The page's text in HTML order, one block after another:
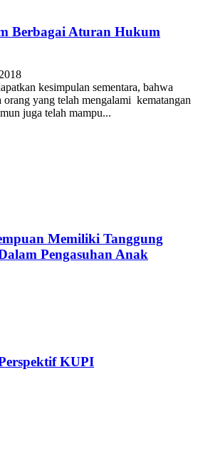
Berbagai Aturan Hukum
kesimpulan sementara, bahwa
orang yang telah mengalami kematangan
juga telah mampu...
Memiliki Tanggung
Pengasuhan Anak
KUPI